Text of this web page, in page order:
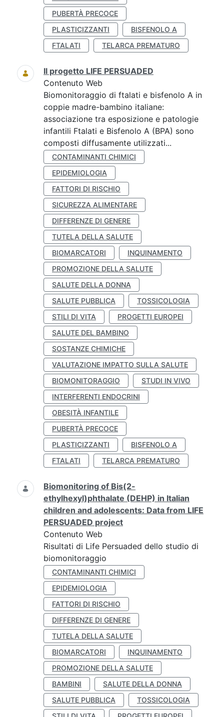
PUBERTÀ PRECOCE
PLASTICIZZANTI
BISFENOLO A
FTALATI
TELARCA PREMATURO
Il progetto LIFE PERSUADED
Contenuto Web
Biomonitoraggio di ftalati e bisfenolo A in
coppie madre-bambino italiane:
associazione tra esposizione e patologie
infantili Ftalati e Bisfenolo A (BPA) sono
composti diffusamente utilizzati...
CONTAMINANTI CHIMICI
EPIDEMIOLOGIA
FATTORI DI RISCHIO
SICUREZZA ALIMENTARE
DIFFERENZE DI GENERE
TUTELA DELLA SALUTE
BIOMARCATORI
INQUINAMENTO
PROMOZIONE DELLA SALUTE
SALUTE DELLA DONNA
SALUTE PUBBLICA
TOSSICOLOGIA
STILI DI VITA
PROGETTI EUROPEI
SALUTE DEL BAMBINO
SOSTANZE CHIMICHE
VALUTAZIONE IMPATTO SULLA SALUTE
BIOMONITORAGGIO
STUDI IN VIVO
INTERFERENTI ENDOCRINI
OBESITÀ INFANTILE
PUBERTÀ PRECOCE
PLASTICIZZANTI
BISFENOLO A
FTALATI
TELARCA PREMATURO
Biomonitoring of Bis(2-
ethylhexyl)phthalate (DEHP) in Italian
children and adolescents: Data from LIFE
PERSUADED project
Contenuto Web
Risultati di Life Persuaded dello studio di
biomonitoraggio
CONTAMINANTI CHIMICI
EPIDEMIOLOGIA
FATTORI DI RISCHIO
DIFFERENZE DI GENERE
TUTELA DELLA SALUTE
BIOMARCATORI
INQUINAMENTO
PROMOZIONE DELLA SALUTE
BAMBINI
SALUTE DELLA DONNA
SALUTE PUBBLICA
TOSSICOLOGIA